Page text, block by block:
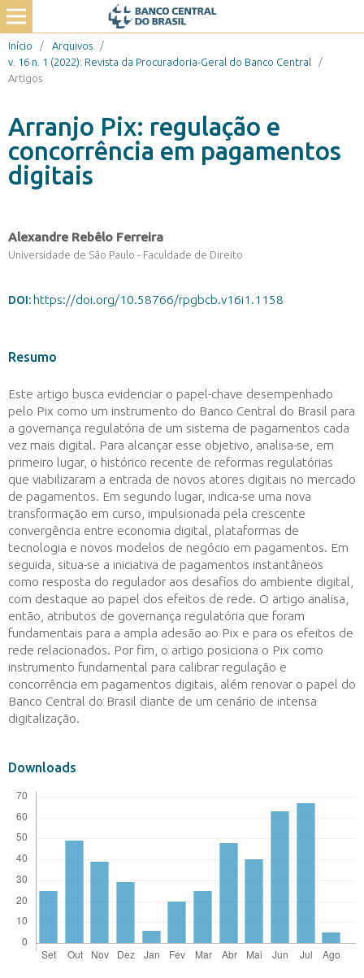
Início / Arquivos
/
v. 16 n. 1 (2022): Revista da Procuradoria-Geral do Banco Central
/
Artigos
Arranjo Pix: regulação e
concorrência em pagamentos
digitais
Alexandre Rebêlo Ferreira
Universidade de São Paulo - Faculdade de Direito
DOI: https://doi.org/10.58766/rpgbcb.v16i1.1158
Resumo
Este artigo busca evidenciar o papel-chave desempenhado
pelo Pix como um instrumento do Banco Central do Brasil para
a governança regulatória de um sistema de pagamentos cada
vez mais digital. Para alcançar esse objetivo, analisa-se, em
primeiro lugar, o histórico recente de reformas regulatórias
que viabilizaram a entrada de novos atores digitais no mercado
de pagamentos. Em segundo lugar, indica-se uma nova
transformação em curso, impulsionada pela crescente
convergência entre economia digital, plataformas de
tecnologia e novos modelos de negócio em pagamentos. Em
seguida, situa-se a iniciativa de pagamentos instantâneos
como resposta do regulador aos desafios do ambiente digital,
com destaque ao papel dos efeitos de rede. O artigo analisa,
então, atributos de governança regulatória que foram
fundamentais para a ampla adesão ao Pix e para os efeitos de
rede relacionados. Por fim, o artigo posiciona o Pix como
instrumento fundamental para calibrar regulação e
concorrência em pagamentos digitais, além renovar o papel do
Banco Central do Brasil diante de um cenário de intensa
digitalização.
Downloads